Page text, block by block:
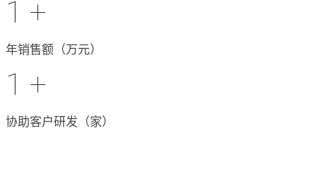
1 +
年销售额（万元）
1 +
协助客户研发（家）